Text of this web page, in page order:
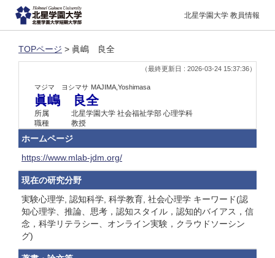
北星学園大学 教員情報
TOPページ > 眞嶋 良全
（最終更新日 : 2026-03-24 15:37:36）
マジマ ヨシマサ MAJIMA,Yoshimasa
眞嶋 良全
所属
北星学園大学 社会福祉学部 心理学科
職種
教授
ホームページ
https://www.mlab-jdm.org/
現在の研究分野
実験心理学, 認知科学, 科学教育, 社会心理学 キーワード(認
知心理学、推論、思考，認知スタイル，認知的バイアス，信
念，科学リテラシー、オンライン実験，クラウドソーシン
グ)